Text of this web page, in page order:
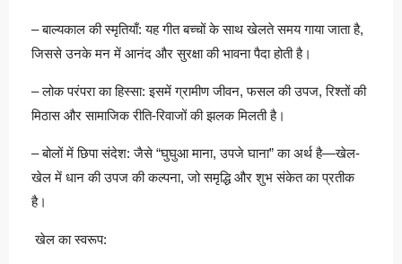
– बाल्यकाल की स्मृतियाँ: यह गीत बच्चों के साथ खेलते समय गाया जाता है,
जिससे उनके मन में आनंद और सुरक्षा की भावना पैदा होती है।
– लोक परंपरा का हिस्सा: इसमें ग्रामीण जीवन, फसल की उपज, रिश्तों की
मिठास और सामाजिक रीति-रिवाजों की झलक मिलती है।
– बोलों में छिपा संदेश: जैसे “घुघुआ माना, उपजे घाना” का अर्थ है—खेल-
खेल में धान की उपज की कल्पना, जो समृद्धि और शुभ संकेत का प्रतीक
है।
खेल का स्वरूप: